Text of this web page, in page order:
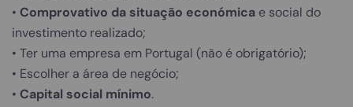
• Comprovativo da situação económica e social do
investimento realizado;
• Ter uma empresa em Portugal (não é obrigatório);
• Escolher a área de negócio;
• Capital social mínimo.